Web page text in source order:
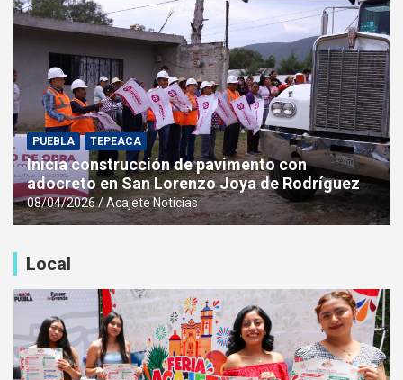
PUEBLA TEPEACA
Inicia construcción de pavimento con
adocreto en San Lorenzo Joya de Rodríguez
08/04/2026 Acajete Noticias
Local